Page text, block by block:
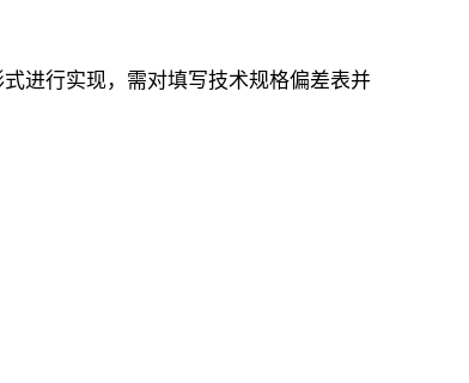
进行实现，需对填写技术规格偏差表并